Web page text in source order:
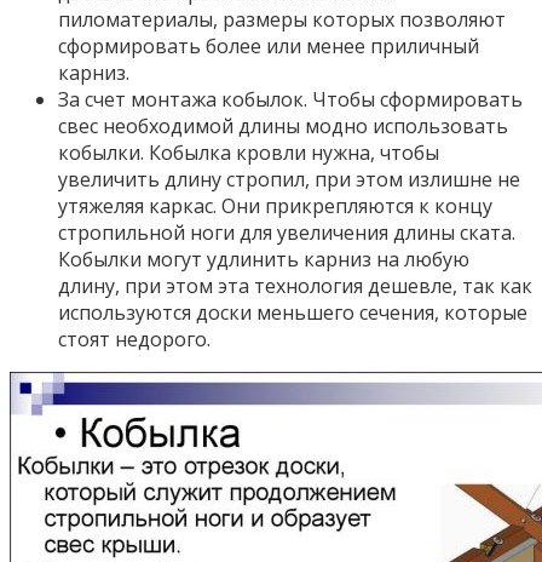
пиломатериалы, размеры которых позволяют
сформировать более или менее приличный
карниз.
За счет монтажа кобылок. Чтобы сформировать
свес необходимой длины модно использовать
кобылки. Кобылка кровли нужна, чтобы
увеличить длину стропил, при этом излишне не
утяжеляя каркас. Они прикрепляются к концу
стропильной ноги для увеличения длины ската.
Кобылки могут удлинить карниз на любую
длину, при этом эта технология дешевле, так как
используются доски меньшего сечения, которые
стоят недорого.